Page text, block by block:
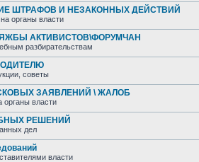
ШТРАФОВ И НЕЗАКОННЫХ ДЕЙСТВИЙ
органы власти
АКТИВИСТОВ\ФОРУМЧАН
разбирательствам
советы
ЗАЯВЛЕНИЙ \ ЖАЛОБ
органы власти
РЕШЕНИЙ
дел
власти